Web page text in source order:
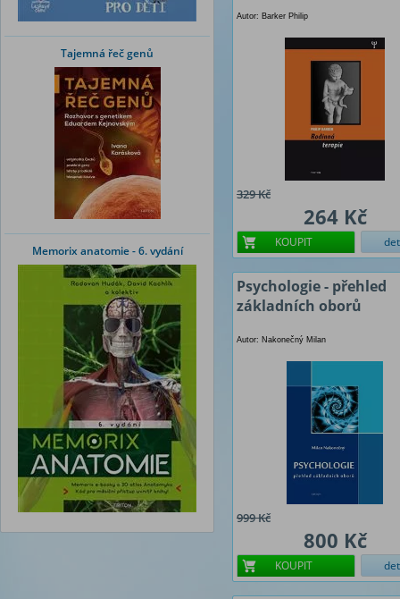
Tajemná řeč genů
Memorix anatomie - 6. vydání
Autor: Barker Philip
329 Kč
264 Kč
KOUPIT
Psychologie - přehled
základních oborů
Autor: Nakonečný Milan
999 Kč
800 Kč
KOUPIT